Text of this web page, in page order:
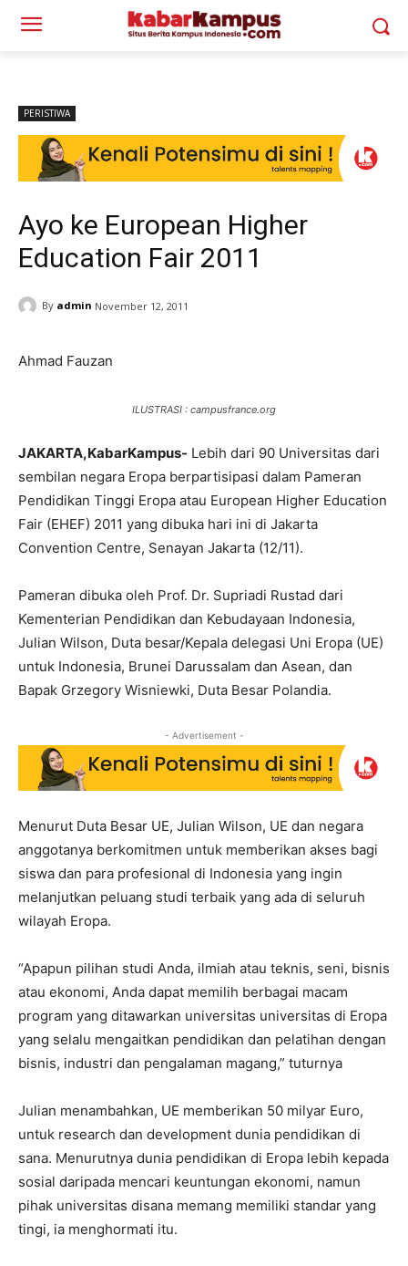
PERISTIWA
Ayo ke European Higher
Education Fair 2011
By admin November 12, 2011
Ahmad Fauzan
ILUSTRASI : campusfrance.org
JAKARTA,KabarKampus- Lebih dari 90 Universitas dari
sembilan negara Eropa berpartisipasi dalam Pameran
Pendidikan Tinggi Eropa atau European Higher Education
Fair (EHEF) 2011 yang dibuka hari ini di Jakarta
Convention Centre, Senayan Jakarta (12/11).
Pameran dibuka oleh Prof. Dr. Supriadi Rustad dari
Kementerian Pendidikan dan Kebudayaan Indonesia,
Julian Wilson, Duta besar/Kepala delegasi Uni Eropa (UE)
untuk Indonesia, Brunei Darussalam dan Asean, dan
Bapak Grzegory Wisniewki, Duta Besar Polandia.
- Advertisement -
Menurut Duta Besar UE, Julian Wilson, UE dan negara
anggotanya berkomitmen untuk memberikan akses bagi
siswa dan para profesional di Indonesia yang ingin
melanjutkan peluang studi terbaik yang ada di seluruh
wilayah Eropa.
“Apapun pilihan studi Anda, ilmiah atau teknis, seni, bisnis
atau ekonomi, Anda dapat memilih berbagai macam
program yang ditawarkan universitas universitas di Eropa
yang selalu mengaitkan pendidikan dan pelatihan dengan
bisnis, industri dan pengalaman magang,” tuturnya
Julian menambahkan, UE memberikan 50 milyar Euro,
untuk research dan development dunia pendidikan di
sana. Menurutnya dunia pendidikan di Eropa lebih kepada
sosial daripada mencari keuntungan ekonomi, namun
pihak universitas disana memang memiliki standar yang
tingi, ia menghormati itu.